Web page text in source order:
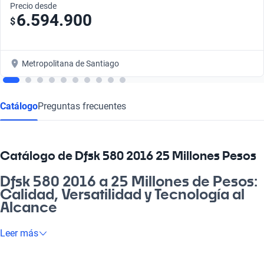
Precio desde
$6.594.900
Metropolitana de Santiago
CatálogoPreguntas frecuentes
Catálogo de Dfsk 580 2016 25 Millones Pesos
Dfsk 580 2016 a 25 Millones de Pesos:
Calidad, Versatilidad y Tecnología al
Alcance
Si estás buscando un vehículo que se adapte a todas las
Leer más